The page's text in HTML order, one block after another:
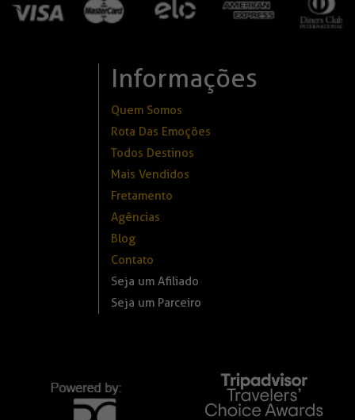
Informações
Quem Somos
Rota Das Emoções
Todos Destinos
Mais Vendidos
Fretamento
Agências
Blog
Contato
Seja um Afiliado
Seja um Parceiro